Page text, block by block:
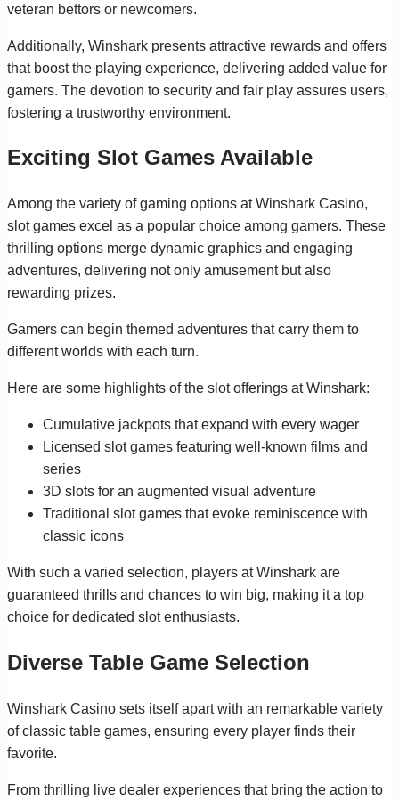
veteran bettors or newcomers.
Additionally, Winshark presents attractive rewards and offers
that boost the playing experience, delivering added value for
gamers. The devotion to security and fair play assures users,
fostering a trustworthy environment.
Exciting Slot Games Available
Among the variety of gaming options at Winshark Casino,
slot games excel as a popular choice among gamers. These
thrilling options merge dynamic graphics and engaging
adventures, delivering not only amusement but also
rewarding prizes.
Gamers can begin themed adventures that carry them to
different worlds with each turn.
Here are some highlights of the slot offerings at Winshark:
Cumulative jackpots that expand with every wager
Licensed slot games featuring well-known films and
series
3D slots for an augmented visual adventure
Traditional slot games that evoke reminiscence with
classic icons
With such a varied selection, players at Winshark are
guaranteed thrills and chances to win big, making it a top
choice for dedicated slot enthusiasts.
Diverse Table Game Selection
Winshark Casino sets itself apart with an remarkable variety
of classic table games, ensuring every player finds their
favorite.
From thrilling live dealer experiences that bring the action to